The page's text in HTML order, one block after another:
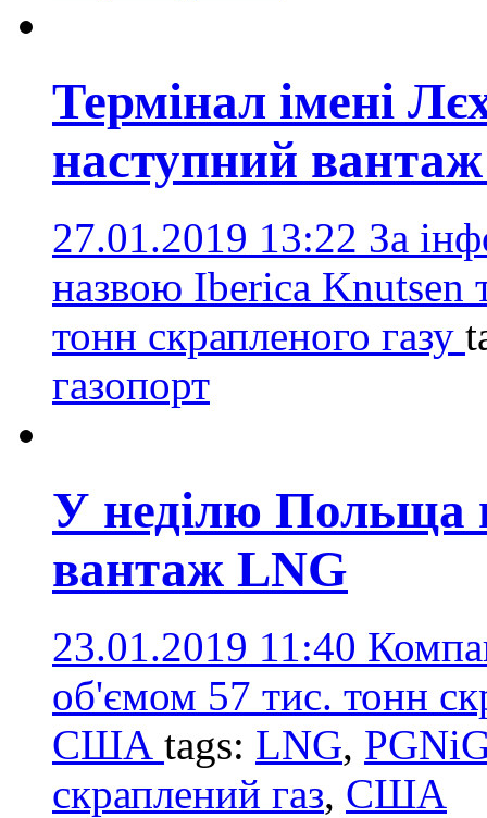
Термінал імені
наступний
27.01.2019 13:22 За
назвою Iberica Knutsen
тонн скрапленого газу
газопорт
У неділю Польща
вантаж LNG
23.01.2019 11:40
об'ємом 57 тис. тонн
США tags: LNG,
скраплений газ, США